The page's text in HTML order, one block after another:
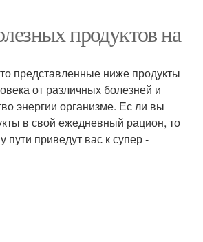
продуктов на
представленные ниже продукты
от различных болезней и
энергии организме. Ес ли вы
в свой ежедневный рацион, то
пути приведут вас к супер -